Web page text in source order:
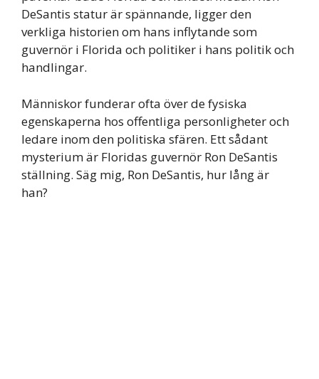
DeSantis statur är spännande, ligger den
verkliga historien om hans inflytande som
guvernör i Florida och politiker i hans politik och
handlingar.
Människor funderar ofta över de fysiska
egenskaperna hos offentliga personligheter och
ledare inom den politiska sfären. Ett sådant
mysterium är Floridas guvernör Ron DeSantis
ställning. Säg mig, Ron DeSantis, hur lång är
han?